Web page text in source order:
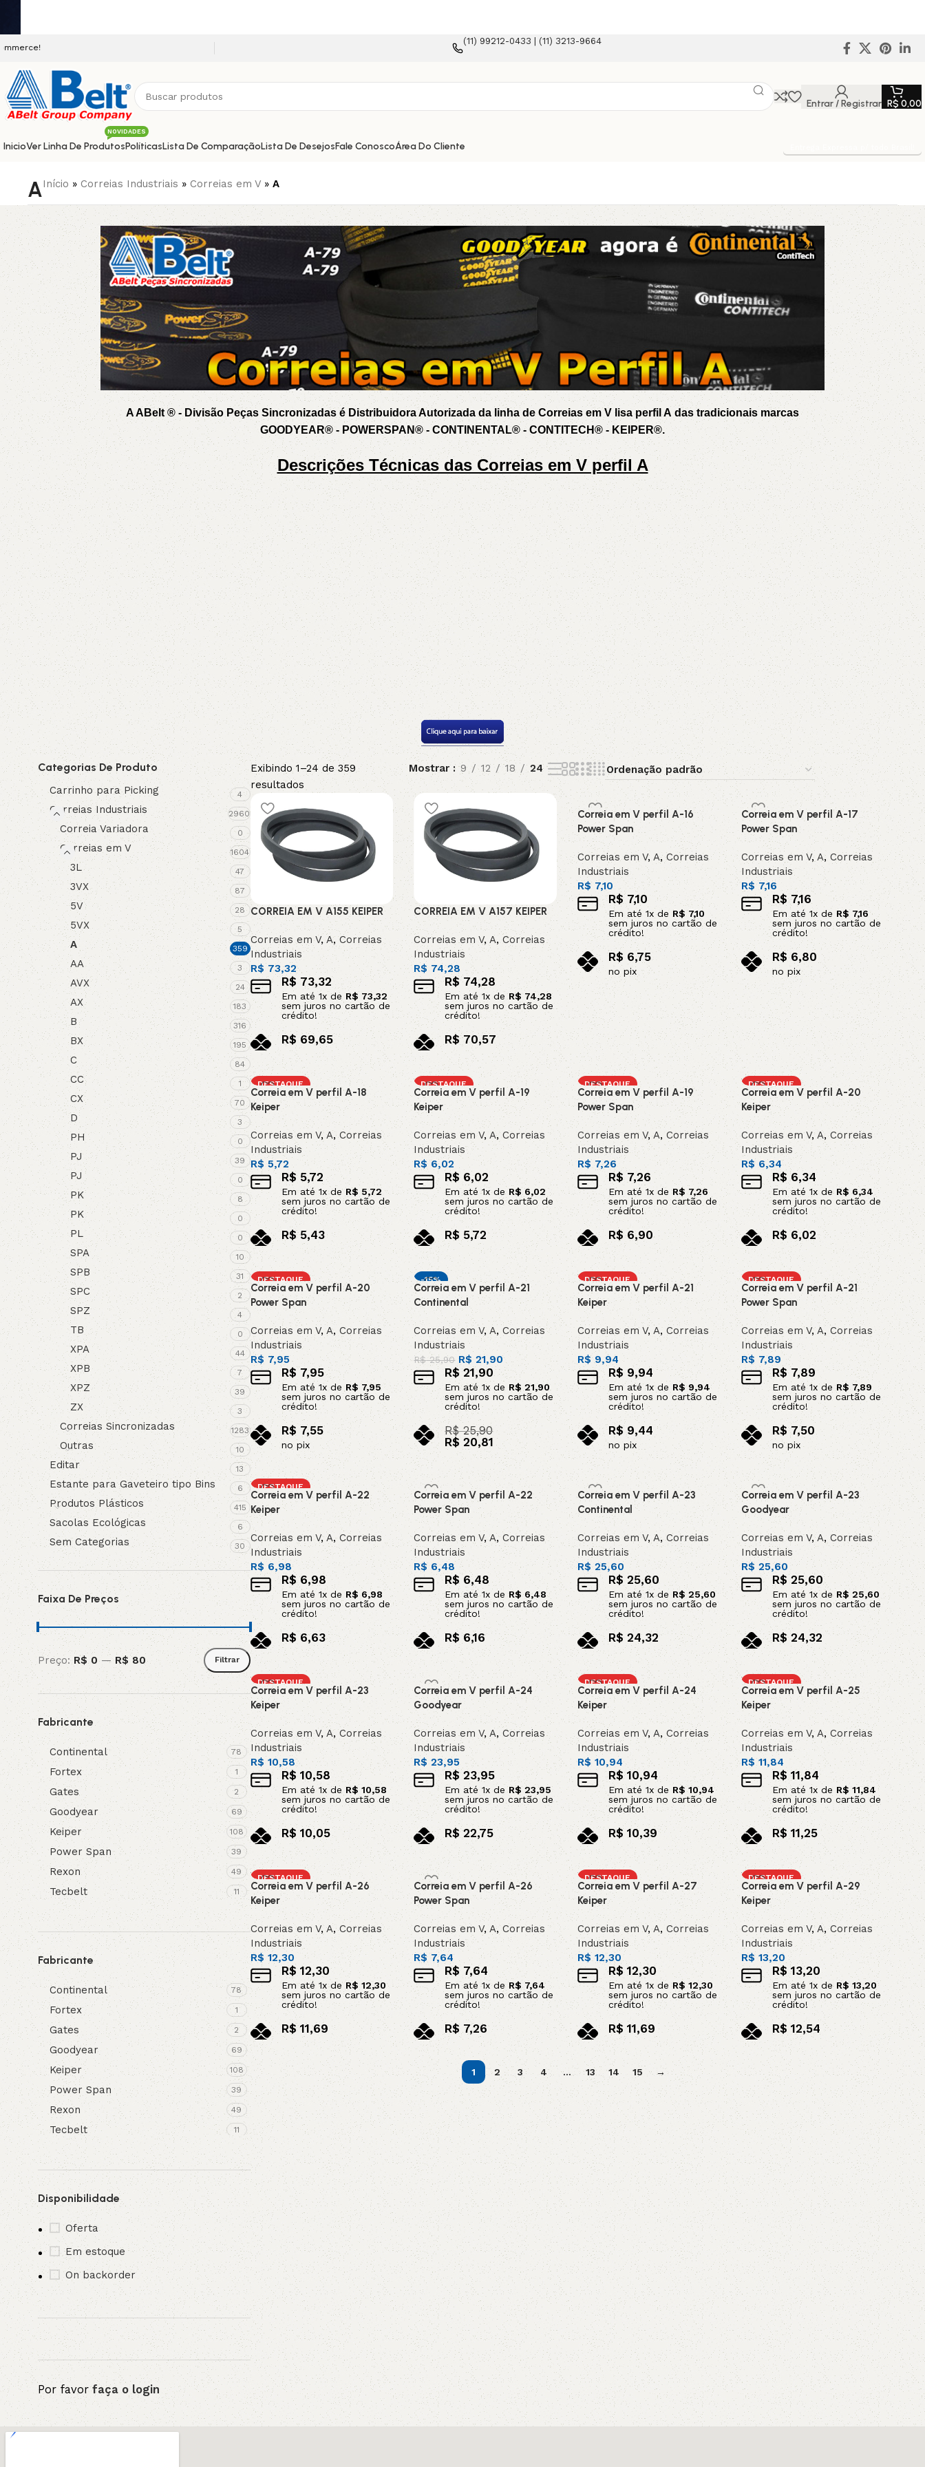
(11) 99212-0433 | (11) 3213-9664
Entrar / Registrar R$ 0,00
InicioVer Linha De Produtos
NOVIDADES
3L 3VX 5V 5VX AA AVX
A AX B BX C CC
CX D PJ PJ PK PK
PL SPA SPB SPZ
XPA XPB
PolíticasLista De ComparaçãoLista De DesejosFale ConoscoÁrea Do Cliente
AInício » Correias Industriais » Correias em V »A
A ABelt ® - Divisão Peças Sincronizadas é Distribuidora Autorizada da linha de Correias em V lisa perfil A das tradicionais marcas
GOODYEAR® - POWERSPAN® - CONTINENTAL® - CONTITECH® - KEIPER®.
Descrições Técnicas das Correias em V perfil A
Categorias De Produto
Carrinho para Picking 4
Correias Industriais 2960
Correia Variadora 0
Correias em V 1604
3L 47
3VX 87
5V 28
5VX 5
A 359
AA 3
AVX 24
AX 183
B 316
BX 195
C 84
CC 1
CX 70
D 3
PH 0
PJ 39
PJ 0
PK 8
PK 0
PL 0
SPA 10
SPB 31
SPC 2
SPZ 4
TB 0
XPA 44
XPB 7
XPZ 39
ZX 3
Correias Sincronizadas 1283
Outras 10
Editar 13
Estante para Gaveteiro tipo Bins 6
Produtos Plásticos 415
Sacolas Ecológicas 6
Sem Categorias 30
Faixa De Preços
Filtrar
Preço: R$ 0— R$ 80
Fabricante
Continental 78
Fortex 1
Gates 2
Goodyear 69
Keiper 108
Power Span 39
Rexon 49
Tecbelt 11
Fabricante
Continental 78
Fortex 1
Gates 2
Goodyear 69
Keiper 108
Power Span 39
Rexon 49
Tecbelt 11
Disponibilidade
Oferta
Em estoque
On backorder
Por favor faça o login
Exibindo 1–24 de 359
resultados
Mostrar 9 12 18 24
CORREIA EM V A155 KEIPER
Correias em V,A,Correias
Industriais
R$ 73,32
R$ 73,32
Em até 1x de R$ 73,32
sem juros no cartão de
crédito!
R$ 69,65
no pix
Adicionar ao carrinho
CORREIA EM V A157 KEIPER
Correias em V,A,Correias
Industriais
R$ 74,28
R$74,28
Em até1x deR$74,28
sem juros no cartão de
crédito!
R$70,57
no pix
Adicionar ao carrinho
Correia em V perfil A-16
Power Span
Correias em V,A,Correias
Industriais
R$7,10
R$7,10
Em até1x de R$7,10
sem juros no cartão de
crédito!
R$ 6,75
no pix
Adicionar ao carrinho
Correia em V perfil A-17
Power Span
Correias em V, A, Correias
Industriais
R$7,16
R$7,16
Em até 1x de R$7,16
sem juros no cartão de
crédito!
R$6,80
no pix
Adicionar ao carrinho
DESTAQUE
Correia em V perfil A-18
Keiper
Correias em V,A,Correias
Industriais
R$ 5,72
R$5,72
Em até 1x de R$ 5,72
sem juros no cartão de
crédito!
R$5,43
no pix
Adicionar ao carrinho
DESTAQUE
Correia em V perfil A-19
Keiper
Correias em V,A,Correias
Industriais
R$ 6,02
R$ 6,02
Em até1x deR$ 6,02
sem juros no cartão de
crédito!
R$ 5,72
no pix
Adicionar ao carrinho
DESTAQUE
Correia em V perfil A-19
Power Span
Correias em V,A,Correias
Industriais
R$7,26
R$7,26
Em até1x deR$7,26
sem juros no cartão de
crédito!
R$6,90
no pix
Adicionar ao carrinho
DESTAQUE
Correia em V perfil A-20
Keiper
Correias em V,A,Correias
Industriais
R$6,34
R$ 6,34
Em até 1x de R$ 6,34
sem juros no cartão de
crédito!
R$ 6,02
no pix
Adicionar ao carrinho
DESTAQUE
Correia em V perfil A-20
Power Span
Correias em V, A, Correias
Industriais
R$ 7,95
R$ 7,95
Em até 1x de R$7,95
sem juros no cartão de
crédito!
R$ 7,55
no pix
Adicionar ao carrinho
-15%
Correia em V perfil A-21
Continental
Correias em V,A,Correias
Industriais
R$25,90 R$ 21,90
R$21,90
Em até1x deR$ 21,90
sem juros no cartão de
crédito!
R$25,90
R$ 20,81
no pix
Adicionar ao carrinho
DESTAQUE
Correia em V perfil A-21
Keiper
Correias em V,A,Correias
Industriais
R$9,94
R$9,94
Em até1x de R$9,94
sem juros no cartão de
crédito!
R$9,44
no pix
Adicionar ao carrinho
DESTAQUE
Correia em V perfil A-21
Power Span
Correias em V,A, Correias
Industriais
R$ 7,89
R$7,89
Em até1x deR$7,89
sem juros no cartão de
crédito!
R$7,50
no pix
Adicionar ao carrinho
DESTAQUE
Correia em V perfil A-22
Keiper
Correias em V,A,Correias
Industriais
R$6,98
R$6,98
Em até 1x de R$6,98
sem juros no cartão de
crédito!
R$ 6,63
no pix
Adicionar ao carrinho
Correia em V perfil A-22
Power Span
Correias em V,A,Correias
Industriais
R$6,48
R$ 6,48
Em até1x deR$6,48
sem juros no cartão de
crédito!
R$6,16
no pix
Adicionar ao carrinho
Correia em V perfil A-23
Continental
Correias em V,A,Correias
Industriais
R$25,60
R$ 25,60
Em até1x de R$ 25,60
sem juros no cartão de
crédito!
R$24,32
no pix
Adicionar ao carrinho
Correia em V perfil A-23
Goodyear
Correias em V,A, Correias
Industriais
R$25,60
R$ 25,60
Em até 1x de R$ 25,60
sem juros no cartão de
crédito!
R$24,32
no pix
Adicionar ao carrinho
DESTAQUE
Correia em V perfil A-23
Keiper
Correias em V,A,Correias
Industriais
R$ 10,58
R$ 10,58
Em até 1x de R$ 10,58
sem juros no cartão de
crédito!
R$ 10,05
no pix
Adicionar ao carrinho
Correia em V perfil A-24
Goodyear
Correias em V,A,Correias
Industriais
R$ 23,95
R$23,95
Em até1x deR$23,95
sem juros no cartão de
crédito!
R$22,75
no pix
Adicionar ao carrinho
DESTAQUE
Correia em V perfil A-24
Keiper
Correias em V,A,Correias
Industriais
R$10,94
R$10,94
Em até1x de R$10,94
sem juros no cartão de
crédito!
R$ 10,39
no pix
Adicionar ao carrinho
DESTAQUE
Correia em V perfil A-25
Keiper
Correias em V,A, Correias
Industriais
R$11,84
R$11,84
Em até 1x de R$11,84
sem juros no cartão de
crédito!
R$11,25
no pix
Adicionar ao carrinho
DESTAQUE
Correia em V perfil A-26
Keiper
Correias em V,A,Correias
Industriais
R$ 12,30
R$12,30
Em até 1x de R$ 12,30
sem juros no cartão de
crédito!
R$11,69
no pix
Adicionar ao carrinho
Correia em V perfil A-26
Power Span
Correias em V,A,Correias
Industriais
R$ 7,64
R$ 7,64
Em até1x deR$7,64
sem juros no cartão de
crédito!
R$ 7,26
no pix
Adicionar ao carrinho
DESTAQUE
Correia em V perfil A-27
Keiper
Correias em V,A,Correias
Industriais
R$12,30
R$12,30
Em até1x deR$12,30
sem juros no cartão de
crédito!
R$11,69
no pix
Adicionar ao carrinho
DESTAQUE
Correia em V perfil A-29
Keiper
Correias em V,A,Correias
Industriais
R$13,20
R$ 13,20
Em até 1x de R$ 13,20
sem juros no cartão de
crédito!
R$ 12,54
no pix
Adicionar ao carrinho
1 2 3 4 … 13 14 15 →